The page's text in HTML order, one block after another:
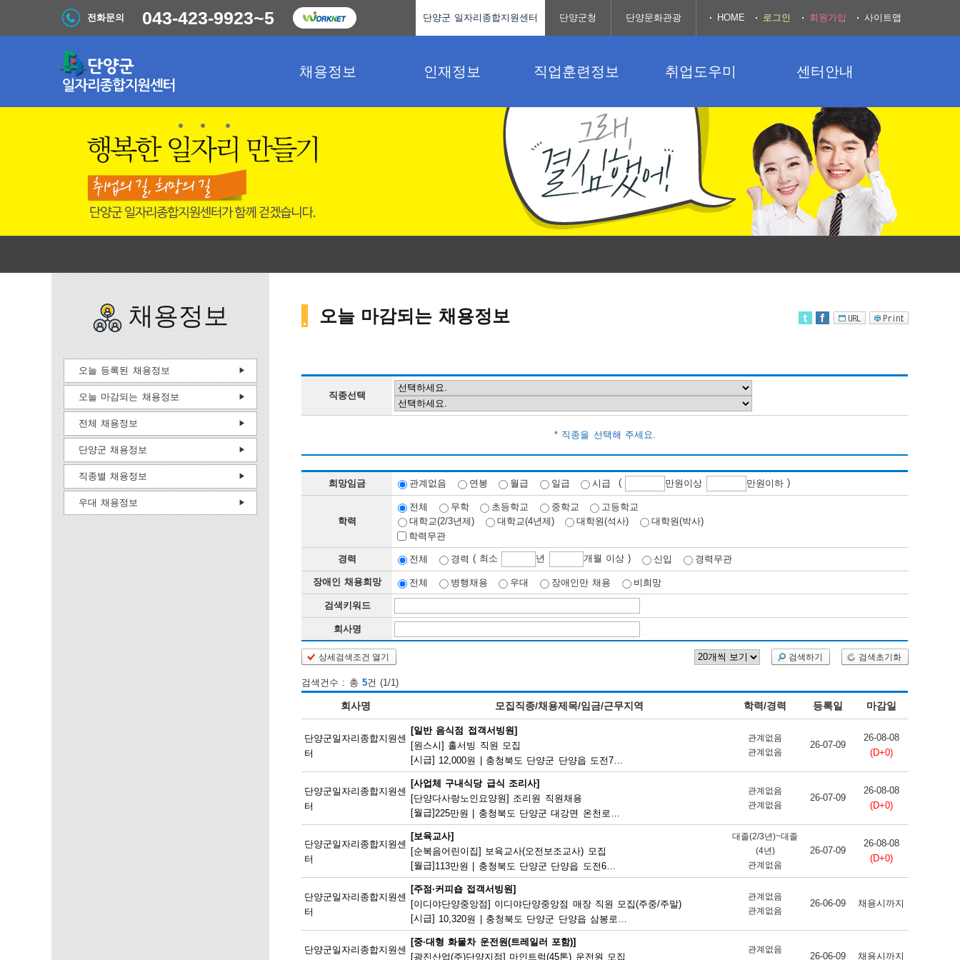
채용정보 인재정보 직업훈련정보 취업도우미 센터안내
전화문의 043-423-9923~5 단양군 일자리종합지원센터 단양군청 단양문화관광 HOME 로그인 회원가입 사이트맵
오늘 마감되는 채용정보
직종선택
* 직종을 선택해 주세요.
희망임금 관계없음 연봉 월급 일급 시급 ( 만원이상 만원이하 )
학력
전체 무학 초등학교 중학교
고등학교
대학교(2/3년제)
대학교(4년제) 대학원(석사)
대학원(박사)
학력무관
경력 전체 경력 ( 최소 년 개월 이상 ) 신입 경력무관
장애인 채용희망 전체 병행채용 우대 장애인만 채용 비희망
검색키워드
회사명
상세검색조건 열기 검색하기 검색초기화
검색건수 : 총 5건 (1/1)
회사명 모집직종/채용제목/임금/근무지역 학력/경력 등록일 마감일
단양군일자리종합지원센
터
[일반 음식점 접객서빙원]
[원스시] 홀서빙 직원 모집
[시급] 12,000원 | 충청북도 단양군 단양읍 도전7길 35
관계없음
관계없음
26-07-09
26-08-08
(D+0)
단양군일자리종합지원센
터
[사업체 구내식당 급식 조리사]
[단양다사랑노인요양원] 조리원 직원채용
[월급] 225만원 |
관계없음
관계없음
26-07-09
26-08-08
(D+0)
단양군일자리종합지원센
터
[보육교사]
[순복음어린이집] 보육교사(오전보조교사) 모집
[월급] 113만원 | 충청북도 단양군 단양읍 도전6길 8
대졸(2/3년)~대졸
(4년)
관계없음
26-07-09
26-08-08
(D+0)
단양군일자리종합지원센
터
[주점·커피숍 접객서빙원]
[이디야단양중앙점] 이디야단양중앙점 매장 직원 모집(주중/주말)
[시급] 10,320원 |
관계없음
관계없음
26-06-09 채용시까지
단양군일자리종합지원센
[중·대형 화물차 운전원(트레일러 포함)]
[광진산업(주)단양지점] 마인트럭(45톤) 운전원 모집
관계없음
26-06-09 채용시까지
채용정보
오늘 등록된 채용정보
오늘 마감되는 채용정보
전체 채용정보
단양군 채용정보
직종별 채용정보
우대 채용정보